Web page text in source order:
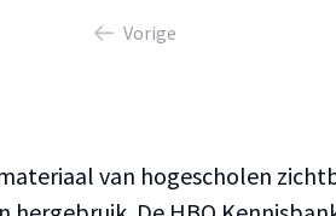
Vorige
van hogescholen